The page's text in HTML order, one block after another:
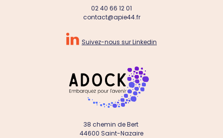
02 40 66 12 01
contact@apie44.fr
 Suivez-nous sur Linkedin
38 chemin de Bert
44600 Saint-Nazaire